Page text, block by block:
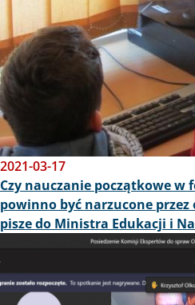
2021-03-17
Czy nauczanie początkowe w
powinno być narzucone przez
pisze do Ministra Edukacji i